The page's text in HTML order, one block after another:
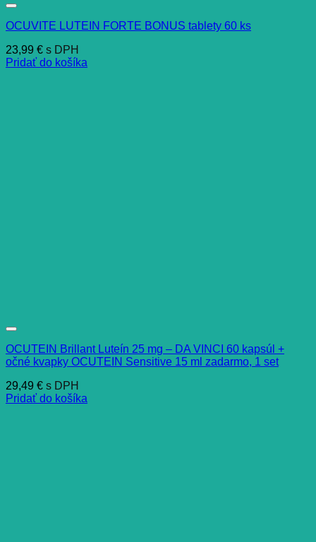
OCUVITE LUTEIN FORTE BONUS tablety 60 ks
23,99 € s DPH
Pridať do košíka
OCUTEIN Brillant Luteín 25 mg – DA VINCI 60 kapsúl +
očné kvapky OCUTEIN Sensitive 15 ml zadarmo, 1 set
29,49 € s DPH
Pridať do košíka